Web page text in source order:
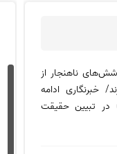
ناهنجار از
خبرنگاری ادامه
تبیین حقیقت